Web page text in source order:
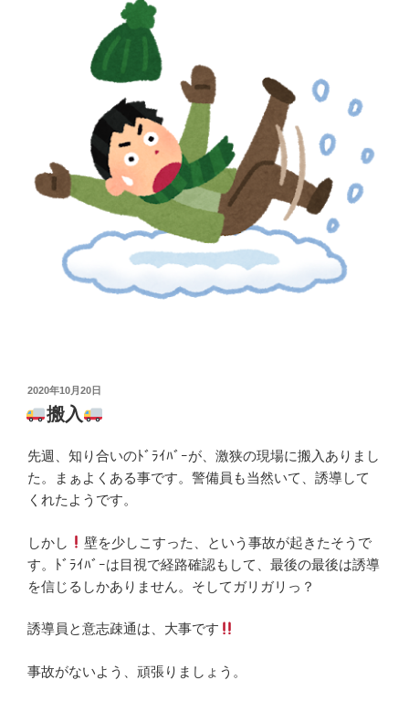
投
稿
日:
2020年10月20日
搬入
先週、知り合いのﾄﾞﾗｲﾊﾞｰが、激狭の現場に搬入ありまし
た。まぁよくある事です。警備員も当然いて、誘導して
くれたようです。
しかし
壁を少しこすった、という事故が起きたそうで
す。ﾄﾞﾗｲﾊﾞｰは目視で経路確認もして、最後の最後は誘導
を信じるしかありません。そしてガリガリっ？
誘導員と意志疎通は、大事です
事故がないよう、頑張りましょう。